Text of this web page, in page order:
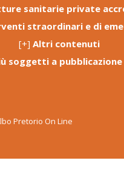
sanitarie private
straordinari e di
[+] Altri contenuti
soggetti a
Pretorio On Line